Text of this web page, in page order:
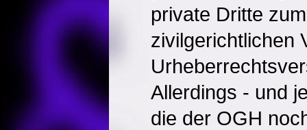
private Dritte
zivilgerichtlichen
Allerdings - und
die der OGH